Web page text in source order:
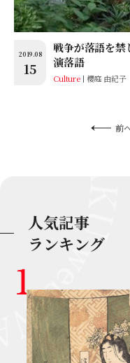
2019.08
15
戦争が落語を
演落語
Culture 櫻庭 由紀子
前
人気記事
ランキング